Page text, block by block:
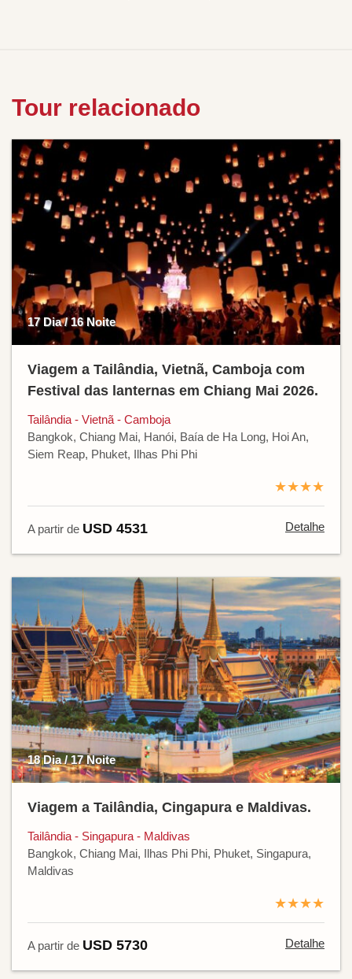
Tour relacionado
17 Dia / 16 Noite
Viagem a Tailândia, Vietnã, Camboja com
Festival das lanternas em Chiang Mai 2026.
Tailândia - Vietnã - Camboja
Bangkok, Chiang Mai, Hanói, Baía de Ha Long, Hoi An,
Siem Reap, Phuket, Ilhas Phi Phi
★★★★
A partir de USD 4531 Detalhe
18 Dia / 17 Noite
Viagem a Tailândia, Cingapura e Maldivas.
Tailândia - Singapura - Maldivas
Bangkok, Chiang Mai, Ilhas Phi Phi, Phuket, Singapura,
Maldivas
★★★★
A partir de USD 5730 Detalhe